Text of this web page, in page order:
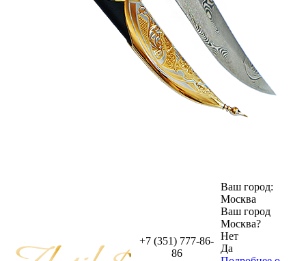
+7 (351) 777-86-
86
Ваш город:
Москва
Ваш город
Москва?
Нет
Да